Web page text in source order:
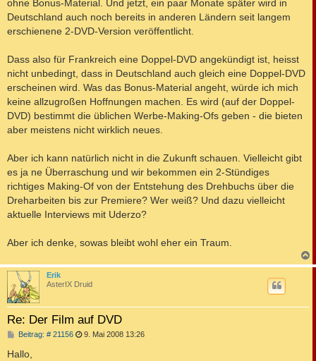
ohne Bonus-Material. Und jetzt, ein paar Monate später wird in
Deutschland auch noch bereits in anderen Ländern seit langem
erschienene 2-DVD-Version veröffentlicht.
Dass also für Frankreich eine Doppel-DVD angekündigt ist, heisst
nicht unbedingt, dass in Deutschland auch gleich eine Doppel-DVD
erscheinen wird. Was das Bonus-Material angeht, würde ich mich
keine allzugroßen Hoffnungen machen. Es wird (auf der Doppel-
DVD) bestimmt die üblichen Werbe-Making-Ofs geben - die bieten
aber meistens nicht wirklich neues.
Aber ich kann natürlich nicht in die Zukunft schauen. Vielleicht gibt
es ja ne Überraschung und wir bekommen ein 2-Stündiges
richtiges Making-Of von der Entstehung des Drehbuchs über die
Dreharbeiten bis zur Premiere? Wer weiß? Und dazu vielleicht
aktuelle Interviews mit Uderzo?
Aber ich denke, sowas bleibt wohl eher ein Traum.
a
Erik
AsterIX Druid
Re: Der Film auf DVD
Beitrag: # 21156B 9. Mai 2008 13:26
Hallo,